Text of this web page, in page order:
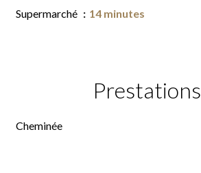
Supermarché
14 minutes
Prestations
Cheminée